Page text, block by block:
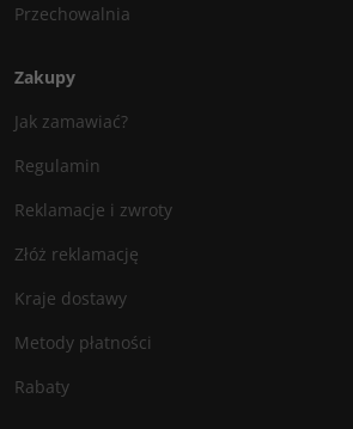
Przechowalnia
Zakupy
Jak zamawiać?
Regulamin
Reklamacje i zwroty
Złóż reklamację
Kraje dostawy
Metody płatności
Rabaty